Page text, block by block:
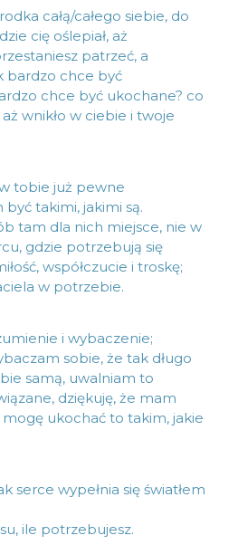
całą/całego siebie, do
cię oślepiał, aż
patrzeć, a
bardzo chce być
chce być ukochane? co
wnikło w ciebie i twoje
tobie już pewne
takimi, jakimi są.
tam dla nich miejsce, nie w
gdzie potrzebują się
współczucie i troskę;
w potrzebie.
i wybaczenie;
sobie, że tak długo
samą, uwalniam to
dziękuję, że mam
ukochać to takim, jakie
serce wypełnia się światłem
ile potrzebujesz.